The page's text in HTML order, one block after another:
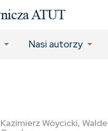
Nasi autorzy
Kazimierz Wóycicki,